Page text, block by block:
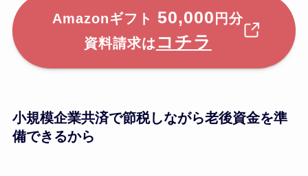
Amazonギフト 50,000 円分
資料請求は コチラ
小規模企業共済で節税しながら老後資金を準
備できるから